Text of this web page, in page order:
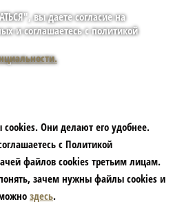
вы даете согласие на
и соглашаетесь с политикой
Они делают его удобнее.
с Политикой
файлов cookies третьим лицам.
зачем нужны файлы сookies и
здесь.